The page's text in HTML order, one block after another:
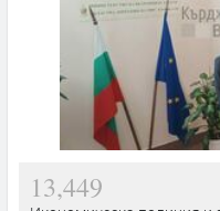
13,449